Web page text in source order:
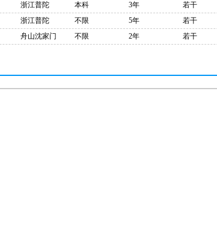
浙江普陀 本科 3年 若干
浙江普陀 不限 5年 若干
舟山沈家门 不限 2年 若干